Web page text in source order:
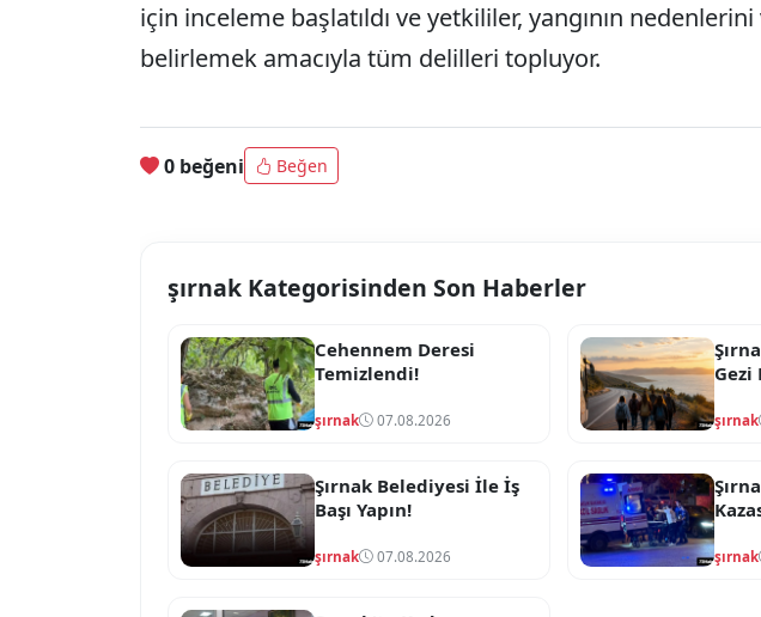
için inceleme başlatıldı ve yetkililer, yangının nedenlerini
belirlemek amacıyla tüm delilleri topluyor.
0 beğeni Beğen
şırnak Kategorisinden Son Haberler
Cehennem Deresi
Temizlendi!
şırnak 07.08.2026
Gezi
şırnak
Şırnak Belediyesi İle İş
Başı Yapın!
şırnak 07.08.2026 şırnak